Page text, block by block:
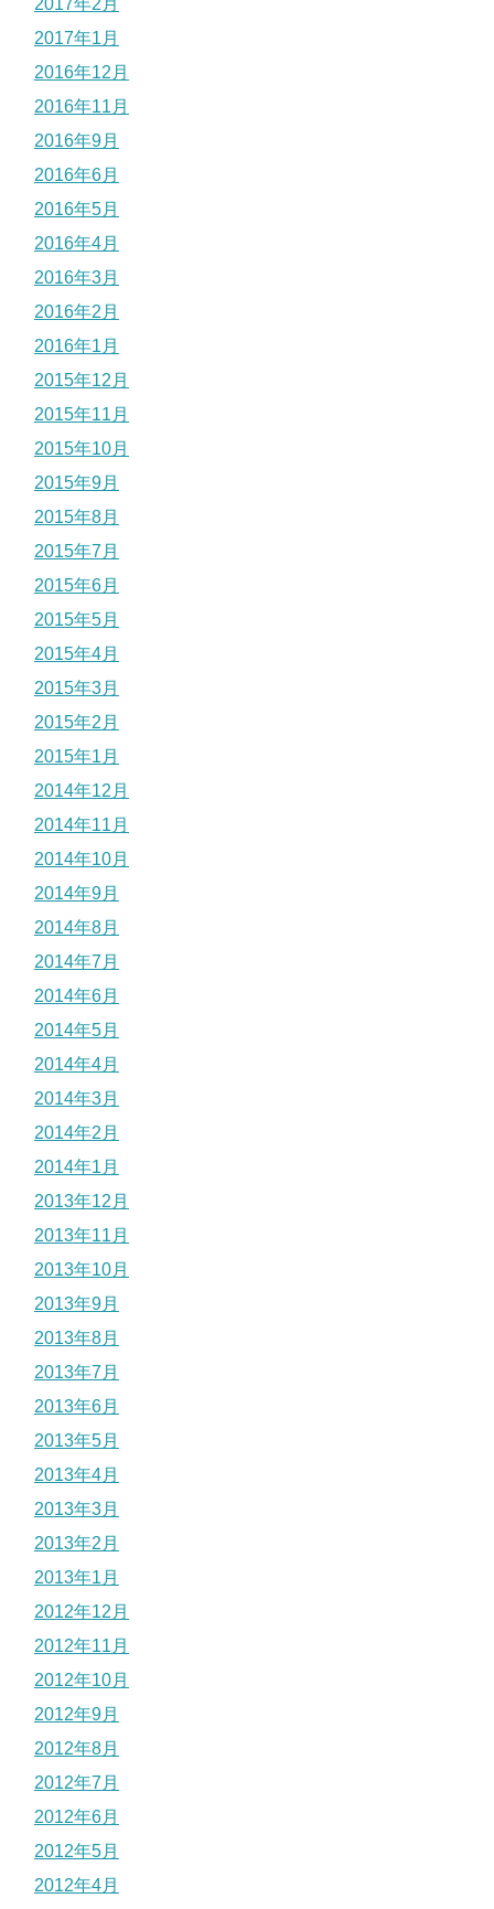
2017年2月
2017年1月
2016年12月
2016年11月
2016年9月
2016年6月
2016年5月
2016年4月
2016年3月
2016年2月
2016年1月
2015年12月
2015年11月
2015年10月
2015年9月
2015年8月
2015年7月
2015年6月
2015年5月
2015年4月
2015年3月
2015年2月
2015年1月
2014年12月
2014年11月
2014年10月
2014年9月
2014年8月
2014年7月
2014年6月
2014年5月
2014年4月
2014年3月
2014年2月
2014年1月
2013年12月
2013年11月
2013年10月
2013年9月
2013年8月
2013年7月
2013年6月
2013年5月
2013年4月
2013年3月
2013年2月
2013年1月
2012年12月
2012年11月
2012年10月
2012年9月
2012年8月
2012年7月
2012年6月
2012年5月
2012年4月